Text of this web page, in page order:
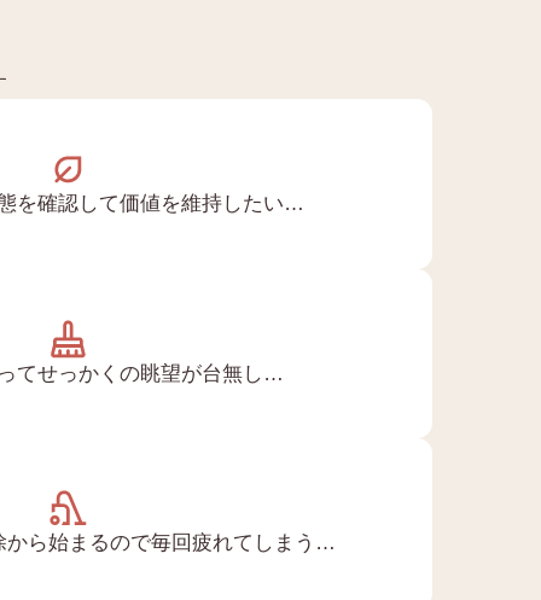
を確認して価値を維持したい…
てせっかくの眺望が台無し…
から始まるので毎回疲れてしまう…